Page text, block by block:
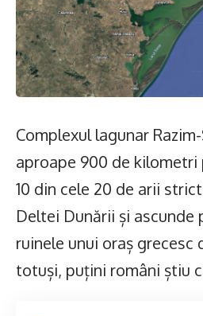
Complexul lagunar
aproape 900 de
10 din cele 20 de arii
Deltei Dunării și ascunde
ruinele unui oraș grecesc
totuși, puțini români știu